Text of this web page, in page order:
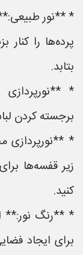
* **نور طبیعی:**
پرده‌ها را
بتابد.
* **نورپردازی
برجسته کردن
* **نورپردازی
زیر قفسه‌ها
کنید.
* **رنگ نور:**
برای ایجاد